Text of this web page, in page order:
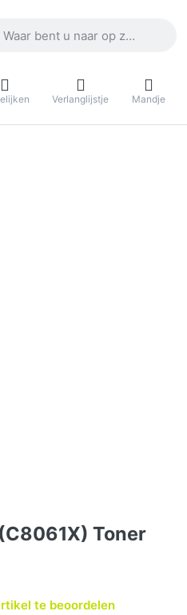
Verlanglijstje Mandje
Toner
te beoordelen